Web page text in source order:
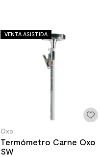
VENTA ASISTIDA
Oxo
Termómetro Carne Oxo
SW